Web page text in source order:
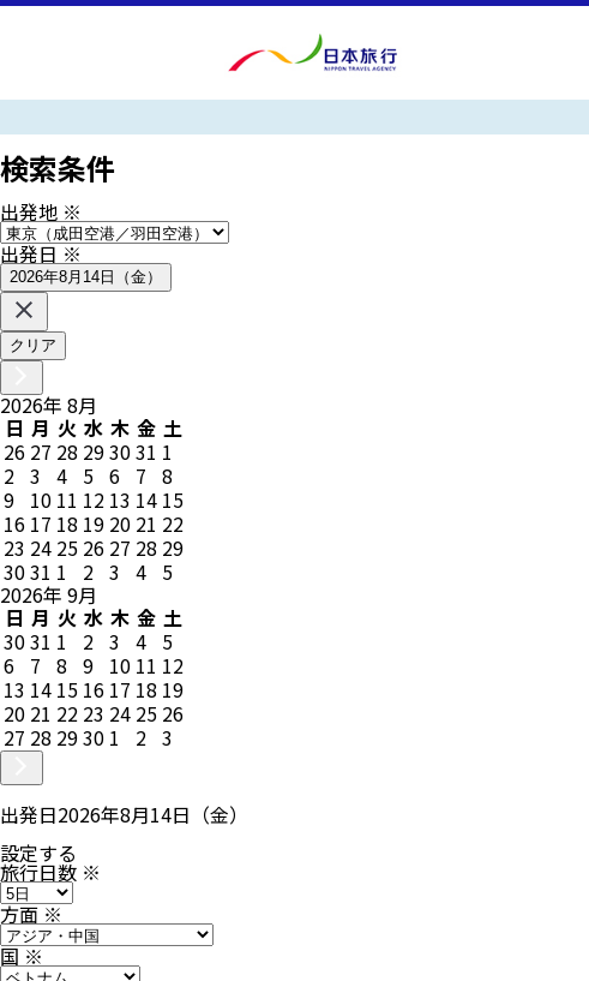
検索条件
出発地 ※
出発日※
2026年8月14日（金）
クリア
2026年 8月
日 月 火 水 木 金 土
26 27 28 293031 1
2 3 4 5 6 7 8
9 10 11 12 13 14 15
16 17 18 19 20 21 22
23 24 25 26 27 28 29
3031 1 2 3 4 5
2026年 9月
日 月 火 水 木 金 土
3031 1 2 3 4 5
6 7 8 9 10 11 12
13 14 15 16 17 18 19
20 21 22 23 24 25 26
27 28 2930 1 2 3
出発日2026年8月14日（金）
設定する
旅行日数 ※
方面※
国※